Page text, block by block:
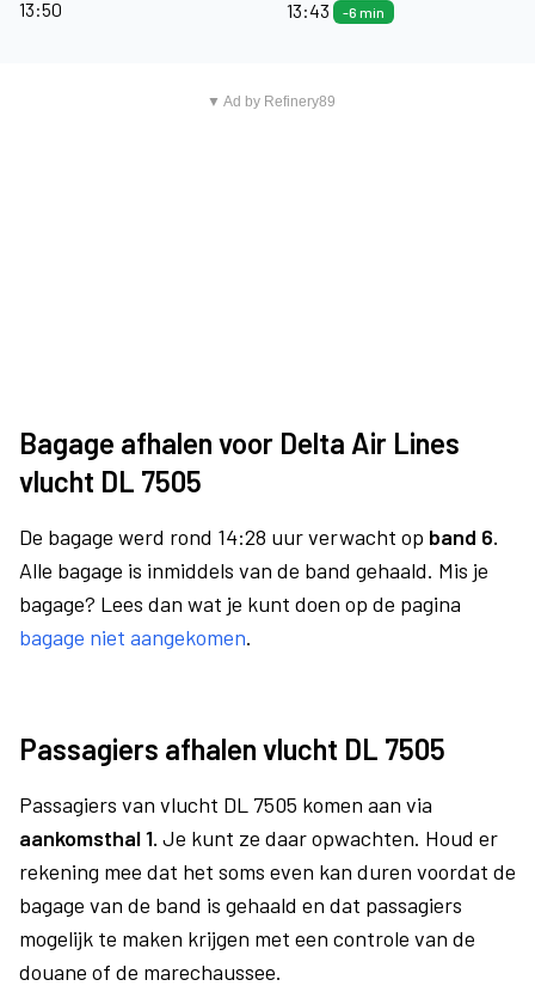
13:50
13:43
-6 min
▼ Ad by Refinery89
Bagage afhalen voor Delta Air Lines
vlucht DL 7505
De bagage werd rond 14:28 uur verwacht op band 6.
Alle bagage is inmiddels van de band gehaald. Mis je
bagage? Lees dan wat je kunt doen op de pagina
bagage niet aangekomen.
Passagiers afhalen vlucht DL 7505
Passagiers van vlucht DL 7505 komen aan via
aankomsthal 1. Je kunt ze daar opwachten. Houd er
rekening mee dat het soms even kan duren voordat de
bagage van de band is gehaald en dat passagiers
mogelijk te maken krijgen met een controle van de
douane of de marechaussee.